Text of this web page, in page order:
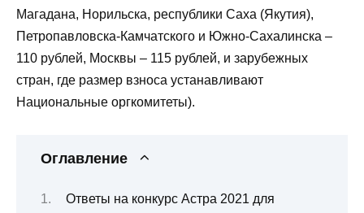
Магадана, Норильска, республики Саха (Якутия),
Петропавловска-Камчатского и Южно-Сахалинска –
110 рублей, Москвы – 115 рублей, и зарубежных
стран, где размер взноса устанавливают
Национальные оргкомитеты).
Оглавление
Ответы на конкурс Астра 2021 для